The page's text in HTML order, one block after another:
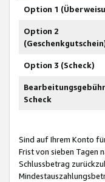
Option 1
Option 2
Option 3 (Scheck)
Bearbeitungsgebühr
Scheck
Sind auf Ihrem Konto
Frist von sieben Tagen
Schlussbetrag